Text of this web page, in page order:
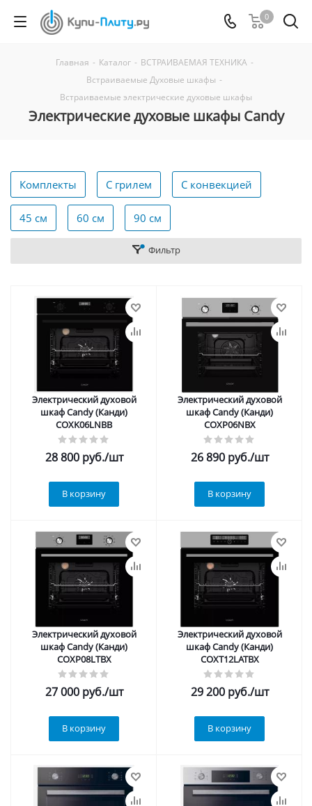
0
Главная - Каталог - ВСТРАИВАЕМАЯ ТЕХНИКА -
Встраиваемые Духовые шкафы -
Встраиваемые электрические духовые шкафы
Электрические духовые шкафы Candy
Комплекты С грилем С конвекцией
45 см 60 см 90 см
Фильтр
Электрический духовой
шкаф Candy (Канди)
COXK06LNBB
28 800руб./шт
В корзину
Электрический духовой
шкаф Candy (Канди)
COXP06NBX
26 890руб./шт
В корзину
Электрический духовой
шкаф Candy (Канди)
COXP08LTBX
27 000руб./шт
В корзину
Электрический духовой
шкаф Candy (Канди)
COXT12LATBX
29 200руб./шт
В корзину